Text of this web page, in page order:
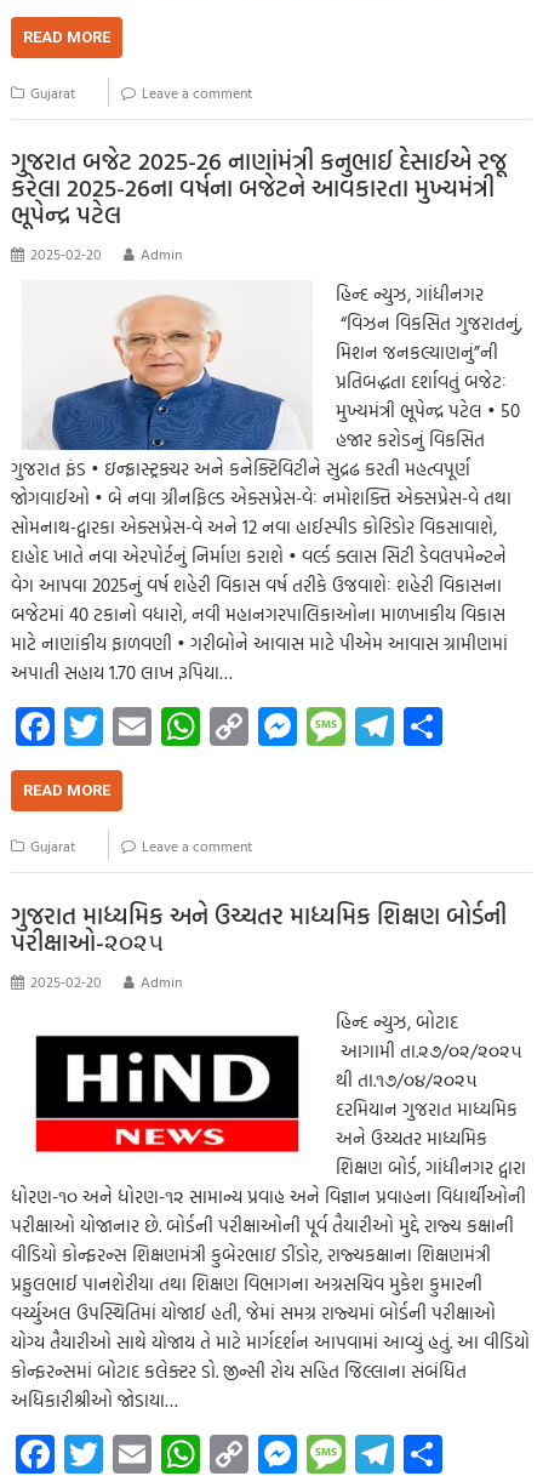
b
o
o
k
tt
er s
A
p
p
y
Li
nk
g
er
e m
READ MORE
Gujarat Leave a comment
ગુજરાત બજેટ 2025-26 નાણાંમંત્રી કનુભાઈ દેસાઈએ રજૂ
કરેલા 2025-26ના વર્ષના બજેટને આવકારતા મુખ્યમંત્રી
ભૂપેન્દ્ર પટેલ
2025-02-20 Admin
હિન્દ ન્યુઝ, ગાંધીનગર
“વિઝન વિકસિત ગુજરાતનું,
મિશન જનકલ્યાણનું”ની
પ્રતિબદ્ધતા દર્શાવતું બજેટઃ
મુખ્યમંત્રી ભૂપેન્દ્ર પટેલ • 50
હજાર કરોડનું વિકસિત
ગુજરાત ફંડ • ઇન્ફ્રાસ્ટ્રક્ચર અને કનેક્ટિવિટીને સુદ્રઢ કરતી મહત્વપૂર્ણ
જોગવાઈઓ • બે નવા ગ્રીનફિલ્ડ એક્સપ્રેસ-વેઃ નમોશક્તિ એક્સપ્રેસ-વે તથા
સોમનાથ-દ્વારકા એક્સપ્રેસ-વે અને 12 નવા હાઈસ્પીડ કોરિડોર વિકસાવાશે,
દાહોદ ખાતે નવા એરપોર્ટનું નિર્માણ કરાશે • વર્લ્ડ ક્લાસ સિટી ડેવલપમેન્ટને
વેગ આપવા 2025નું વર્ષ શહેરી વિકાસ વર્ષ તરીકે ઉજવાશેઃ શહેરી વિકાસના
બજેટમાં 40 ટકાનો વધારો, નવી મહાનગરપાલિકાઓના માળખાકીય વિકાસ
માટે નાણાંકીય ફાળવણી • ગરીબોને આવાસ માટે પીએમ આવાસ ગ્રામીણમાં
અપાતી સહાય 1.70 લાખ રૂપિયા…
Fa
ce
b
o
o
k
T
wi
tt
er
E
m
W
h
s
A
p
C
o
y
Li
nk
M
es
g
er
M
es
e
Te
le
m
READ MORE
Gujarat Leave a comment
ગુજરાત માધ્યમિક અને ઉચ્ચતર માધ્યમિક શિક્ષણ બોર્ડની
પરીક્ષાઓ-૨૦૨૫
2025-02-20 Admin
હિન્દ ન્યુઝ, બોટાદ
આગામી તા.૨૭/૦૨/૨૦૨૫
થી તા.૧૭/૦૪/૨૦૨૫
દરમિયાન ગુજરાત માધ્યમિક
અને ઉચ્ચતર માધ્યમિક
શિક્ષણ બોર્ડ, ગાંધીનગર દ્વારા
ધોરણ-૧૦ અને ધોરણ-૧૨ સામાન્ય પ્રવાહ અને વિજ્ઞાન પ્રવાહના વિદ્યાર્થીઓની
પરીક્ષાઓ યોજાનાર છે. બોર્ડની પરીક્ષાઓની પૂર્વ તૈયારીઓ મુદ્દે રાજ્ય કક્ષાની
વીડિયો કોન્ફરન્સ શિક્ષણમંત્રી કુબેરભાઇ ડીંડોર, રાજ્યકક્ષાના શિક્ષણમંત્રી
પ્રફુલભાઈ પાનશેરીયા તથા શિક્ષણ વિભાગના અગ્રસચિવ મુકેશ કુમારની
વર્ચ્યુઅલ ઉપસ્થિતિમાં યોજાઈ હતી, જેમાં સમગ્ર રાજ્યમાં બોર્ડની પરીક્ષાઓ
યોગ્ય તૈયારીઓ સાથે યોજાય તે માટે માર્ગદર્શન આપવામાં આવ્યું હતું. આ વીડિયો
કોન્ફરન્સમાં બોટાદ કલેક્ટર ડો. જીન્સી રોય સહિત જિલ્લાના સંબંધિત
અધિકારીશ્રીઓ જોડાયા…
Fa T E W C M M Te